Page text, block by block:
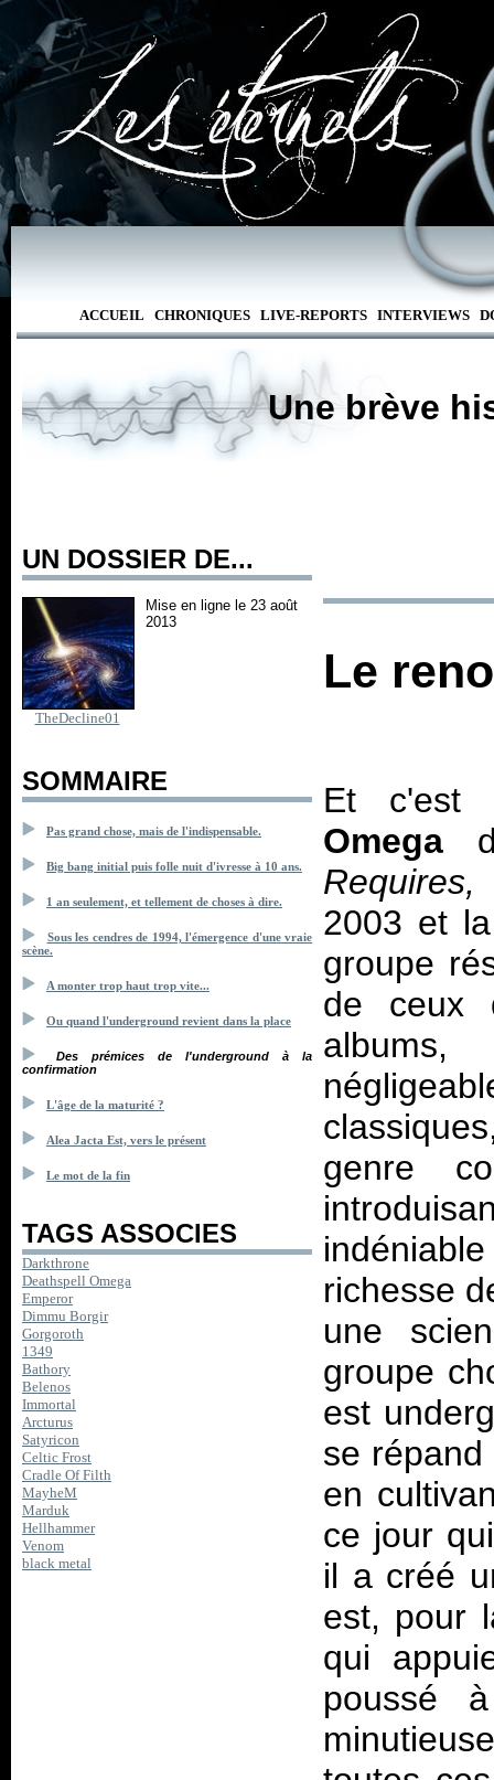
ACCUEIL CHRONIQUES LIVE-REPORTS INTERVIEWS
Une brève
UN DOSSIER DE...
TheDecline01
Mise en ligne le 23 août
2013
SOMMAIRE
Pas grand chose, mais de l'indispensable.
Big bang initial puis folle nuit d'ivresse à 10 ans.
1 an seulement, et tellement de choses à dire.
Sous les cendres de 1994, l'émergence d'une vraie
scène.
A monter trop haut trop vite...
Ou quand l'underground revient dans la place
Des prémices de l'underground à la
confirmation
L'âge de la maturité ?
Alea Jacta Est, vers le présent
Le mot de la fin
TAGS ASSOCIES
Darkthrone
Deathspell Omega
Emperor
Dimmu Borgir
Gorgoroth
1349
Bathory
Belenos
Immortal
Arcturus
Satyricon
Celtic Frost
Cradle Of Filth
MayheM
Marduk
Hellhammer
Venom
black metal
Le
Et
Omega
2003 et
groupe
de ceux
genre
richesse
une
groupe
est
se
en
ce jour
il a créé
est, pour
qui
poussé